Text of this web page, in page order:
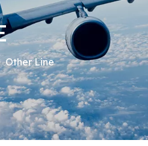
Other Line